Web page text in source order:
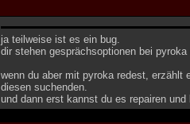
ja teilweise ist es ein bug.
dir stehen gesprächsoptionen bei
wenn du aber mit pyroka redest, erzählt
diesen suchenden.
und dann erst kannst du es repairen